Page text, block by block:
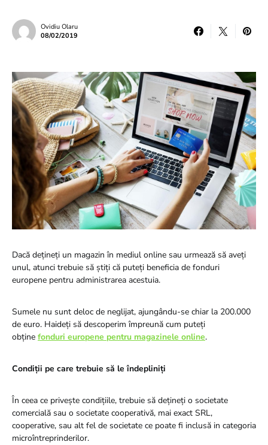
Ovidiu Olaru
08/02/2019
Dacă dețineți un magazin în mediul online sau urmează să aveți
unul, atunci trebuie să știți că puteți beneficia de fonduri
europene pentru administrarea acestuia.
Sumele nu sunt deloc de neglijat, ajungându-se chiar la 200.000
de euro. Haideți să descoperim împreună cum puteți
obține fonduri europene pentru magazinele online.
Condiții pe care trebuie să le îndepliniți
În ceea ce privește condițiile, trebuie să dețineți o societate
comercială sau o societate cooperativă, mai exact SRL,
cooperative, sau alt fel de societate ce poate fi inclusă in categoria
microîntreprinderilor.